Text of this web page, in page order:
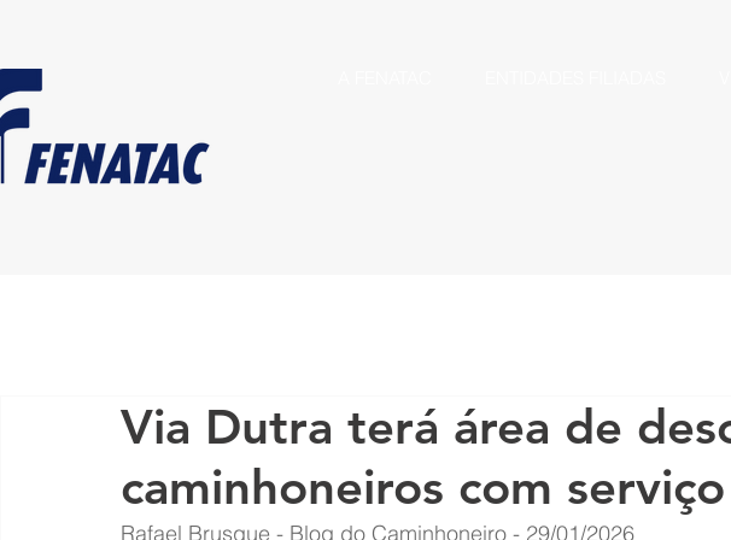
Via Dutra terá área de
caminhoneiros com
Rafael Brusque - Blog do Caminhoneiro - 29/01/2026